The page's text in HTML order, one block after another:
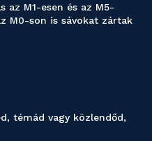
az M1-esen és az M5-
M0-son is sávokat zártak
témád vagy közlendőd,